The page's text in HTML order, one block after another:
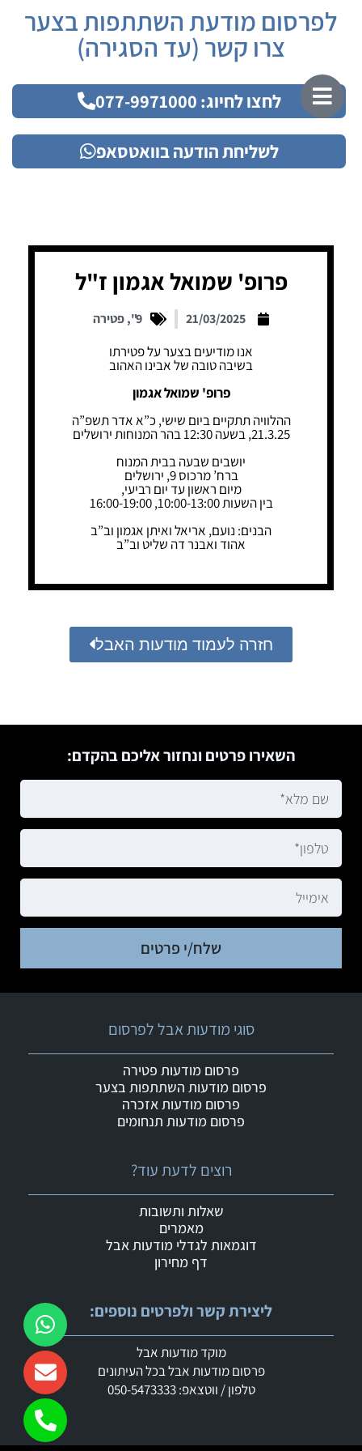
לפרסום מודעת השתתפות בצער
צרו קשר (עד הסגירה)
לחצו לחיוג: 077-9971000
לשליחת הודעה בוואטסאפ
פרופ' שמואל אגמון ז"ל
21/03/2025
9"
,פטירה
אנו מודיעים בצער על פטירתו
בשיבה טובה של אבינו האהוב
פרופ' שמואל אגמון
ההלוויה תתקיים ביום שישי, כ”א אדר תשפ”ה
21.3.25, בשעה 12:30 בהר המנוחות ירושלים
יושבים שבעה בבית המנוח
ברח’ מרכוס 9, ירושלים
מיום ראשון עד יום רביעי,
בין השעות 10:00-13:00, 16:00-19:00
הבנים: נועם, אריאל ואיתן אגמון וב”ב
אהוד ואבנר דה שליט וב”ב
חזרה לעמוד מודעות האבל
השאירו פרטים ונחזור אליכם בהקדם:
שלח/י פרטים
ליצירת קשר ולפרטים נוספים:
מוקד מודעות אבל
פרסום מודעות אבל בכל העיתונים
טלפון / ווטצאפ: 050-5473333
רוצים לדעת עוד?
שאלות ותשובות
מאמרים
דוגמאות לגדלי מודעות אבל
דף מחירון
סוגי מודעות אבל לפרסום
פרסום מודעות פטירה
פרסום מודעות השתתפות בצער
פרסום מודעות אזכרה
פרסום מודעות תנחומים